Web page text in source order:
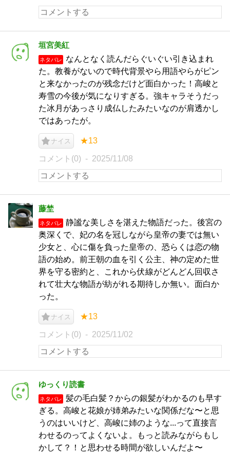
垣宮美紅
ネタバレ
なんとなく読んだらぐいぐい引き込まれ
た。教養がないので時代背景やら用語やらがピン
と来なかったのが残念だけど面白かった！高峻と
寿雪の今後が気になりすぎる。強キャラそうだっ
た冰月があっさり成仏したみたいなのが肩透かし
ではあったが。
ナイス ★13
コメント(0) 2025/11/08
藤埜
ネタバレ
静謐な美しさを湛えた物語だった。後宮の
奥深くで、妃の名を冠しながら皇帝の妻では無い
少女と、心に傷を負った皇帝の、恐らくは恋の物
語の始め。前王朝の血を引く公主、神の定めた世
界を守る密約と、これから伏線がどんどん回収さ
れて壮大な物語が紡がれる期待しか無い。面白か
った。
ナイス ★13
コメント(0) 2025/11/02
ゆっくり読書
ネタバレ
髪の毛白髪？からの銀髪がわかるのも早す
ぎる。高峻と花娘が姉弟みたいな関係だな〜と思
うのはいいけど、高峻に姉のような...って直接言
わせるのってよくないよ。もっと読みながらもし
かして？！と思わせる時間が欲しいんだよ〜